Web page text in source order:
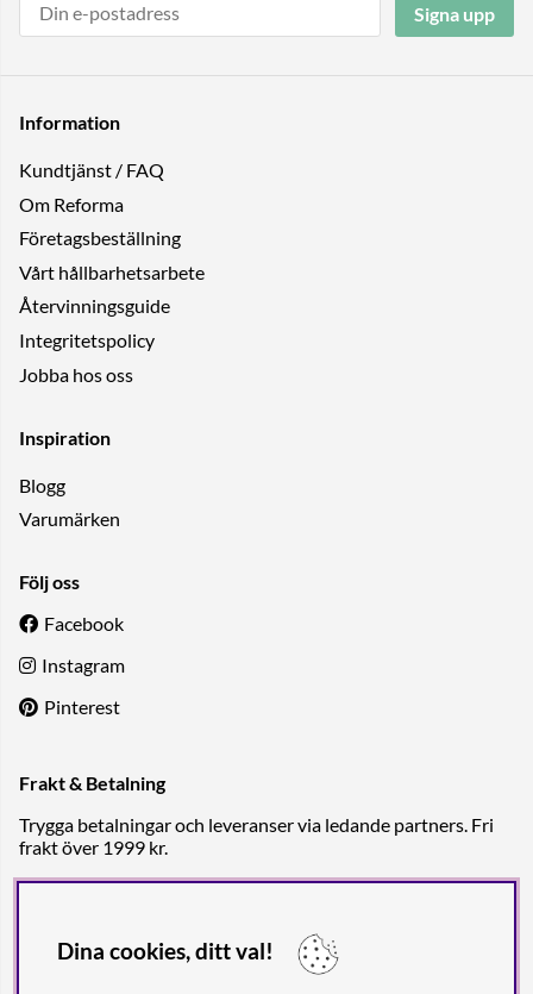
Signa upp
Information
Kundtjänst / FAQ
Om Reforma
Företagsbeställning
Vårt hållbarhetsarbete
Återvinningsguide
Integritetspolicy
Jobba hos oss
Inspiration
Blogg
Varumärken
Följ oss
Facebook
Instagram
Pinterest
Frakt & Betalning
Trygga betalningar och leveranser via ledande partners. Fri
frakt över 1999 kr.
Dina cookies, ditt val!